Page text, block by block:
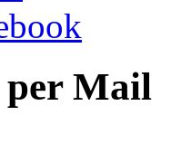
per Mail